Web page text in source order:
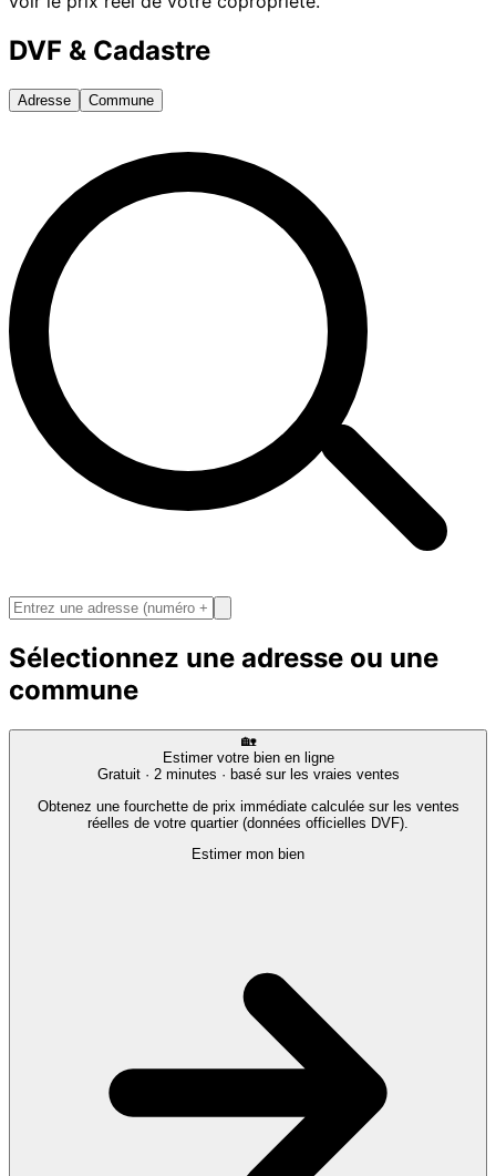
DVF & Cadastre
Adresse Commune
Sélectionnez une adresse ou une
commune
🏡
Estimer votre bien en ligne
Gratuit · 2 minutes · basé sur les vraies ventes
Obtenez une fourchette de prix immédiate calculée sur les ventes
réelles de votre quartier (données officielles DVF).
Estimer mon bien